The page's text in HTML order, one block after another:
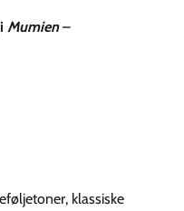
Mumien–
klassiske